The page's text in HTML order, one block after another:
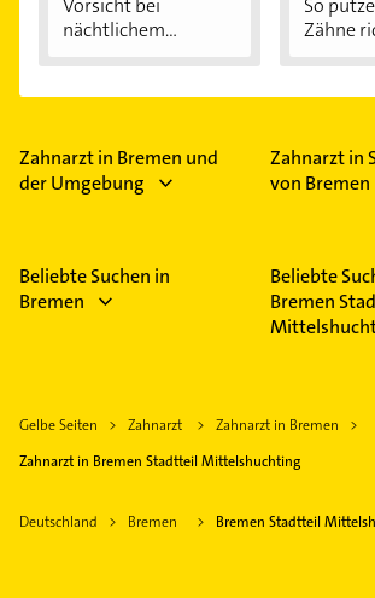
nächtlichem
Zähne
Zahnarzt in Bremen und
der Umgebung
Zahnarzt in
von Bremen
Beliebte Suchen in
Bremen
Beliebte
Bremen
Gelbe Seiten Zahnarzt
Zahnarzt in Bremen
Zahnarzt in Bremen Stadtteil Mittelshuchting
Deutschland Bremen Bremen Stadtteil